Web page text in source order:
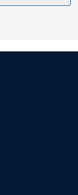
i tillegg wi-fi
sine gjester
og 6